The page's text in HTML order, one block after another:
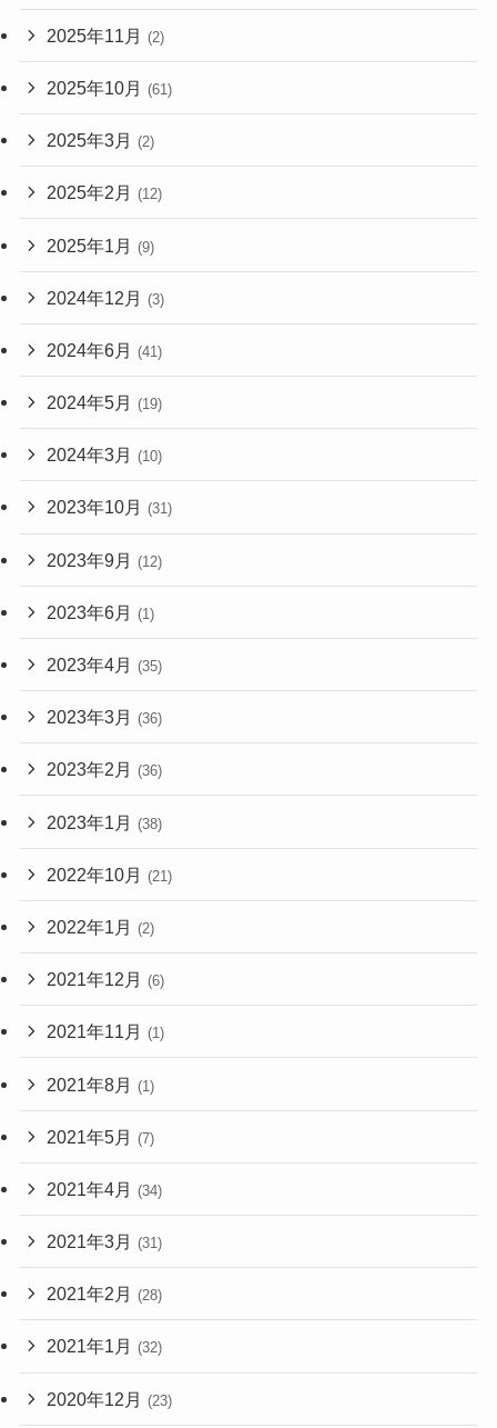
2025年11月 (2)
2025年10月 (61)
2025年3月 (2)
2025年2月 (12)
2025年1月 (9)
2024年12月 (3)
2024年6月 (41)
2024年5月 (19)
2024年3月 (10)
2023年10月 (31)
2023年9月 (12)
2023年6月 (1)
2023年4月 (35)
2023年3月 (36)
2023年2月 (36)
2023年1月 (38)
2022年10月 (21)
2022年1月 (2)
2021年12月 (6)
2021年11月 (1)
2021年8月 (1)
2021年5月 (7)
2021年4月 (34)
2021年3月 (31)
2021年2月 (28)
2021年1月 (32)
2020年12月 (23)